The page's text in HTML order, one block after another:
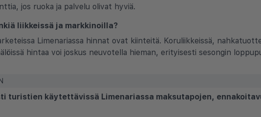
jos ruoka ja palvelu olivat hyviä.
liikkeissä ja markkinoilla?
Limenariassa hinnat ovat kiinteitä. Koruliikkeissä,
hintaa voi joskus neuvotella hieman, erityisesti sesongin
turistien käytettävissä Limenariassa maksutapojen,